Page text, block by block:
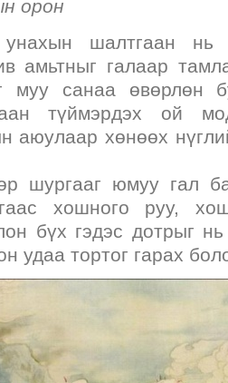
орон
шалтгаан нь
амьтныг галаар
муу санаа өвөрлөн
түймэрдэх ой
аюулаар хөнөөх
шургааг юмуу гал
хошного руу,
бүх гэдэс дотрыг
удаа тортог гарах